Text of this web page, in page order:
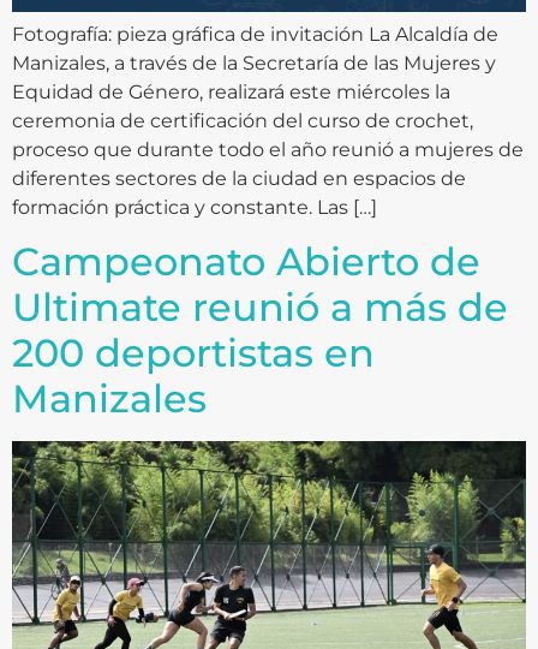
Fotografía: pieza gráfica de invitación La Alcaldía de
Manizales, a través de la Secretaría de las Mujeres y
Equidad de Género, realizará este miércoles la
ceremonia de certificación del curso de crochet,
proceso que durante todo el año reunió a mujeres de
diferentes sectores de la ciudad en espacios de
formación práctica y constante. Las […]
Campeonato Abierto de
Ultimate reunió a más de
200 deportistas en
Manizales